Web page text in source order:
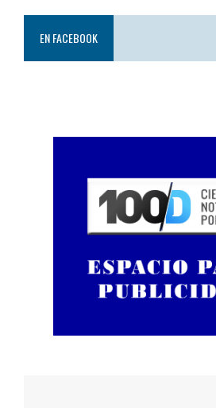
EN FACEBOOK